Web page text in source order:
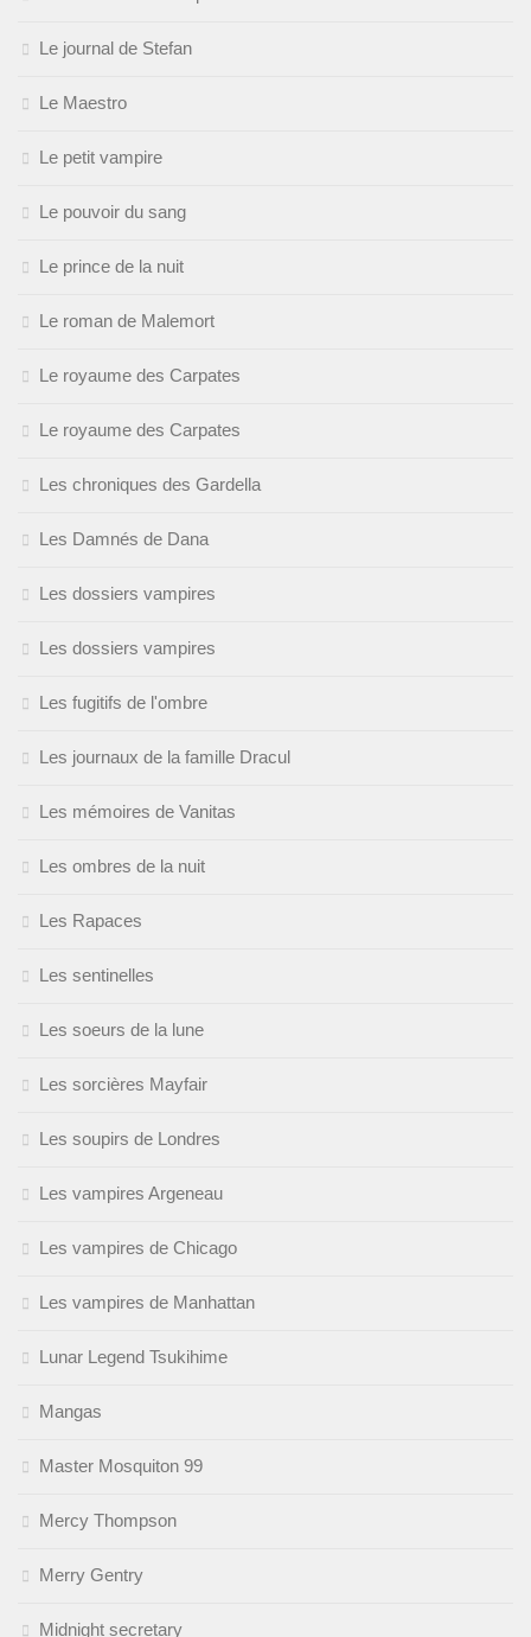
Le journal de Stefan
Le Maestro
Le petit vampire
Le pouvoir du sang
Le prince de la nuit
Le roman de Malemort
Le royaume des Carpates
Le royaume des Carpates
Les chroniques des Gardella
Les Damnés de Dana
Les dossiers vampires
Les dossiers vampires
Les fugitifs de l'ombre
Les journaux de la famille Dracul
Les mémoires de Vanitas
Les ombres de la nuit
Les Rapaces
Les sentinelles
Les soeurs de la lune
Les sorcières Mayfair
Les soupirs de Londres
Les vampires Argeneau
Les vampires de Chicago
Les vampires de Manhattan
Lunar Legend Tsukihime
Mangas
Master Mosquiton 99
Mercy Thompson
Merry Gentry
Midnight secretary